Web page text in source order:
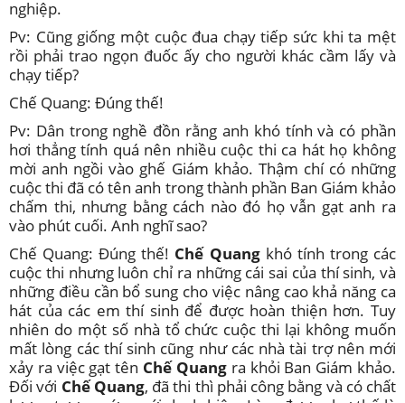
nghiệp.
Pv: Cũng giống một cuộc đua chạy tiếp sức khi ta mệt
rồi phải trao ngọn đuốc ấy cho người khác cầm lấy và
chạy tiếp?
Chế Quang: Đúng thế!
Pv: Dân trong nghề đồn rằng anh khó tính và có phần
hơi thẳng tính quá nên nhiều cuộc thi ca hát họ không
mời anh ngồi vào ghế Giám khảo. Thậm chí có những
cuộc thi đã có tên anh trong thành phần Ban Giám khảo
chấm thi, nhưng bằng cách nào đó họ vẫn gạt anh ra
vào phút cuối. Anh nghĩ sao?
Chế Quang: Đúng thế! Chế Quangkhó tính trong các
cuộc thi nhưng luôn chỉ ra những cái sai của thí sinh, và
những điều cần bổ sung cho việc nâng cao khả năng ca
hát của các em thí sinh để được hoàn thiện hơn. Tuy
nhiên do một số nhà tổ chức cuộc thi lại không muốn
mất lòng các thí sinh cũng như các nhà tài trợ nên mới
xảy ra việc gạt tên Chế Quangra khỏi Ban Giám khảo.
Đối với Chế Quang, đã thi thì phải công bằng và có chất